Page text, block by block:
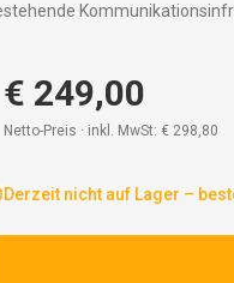
€ 249,00
Netto-Preis · inkl. MwSt: € 298,80
Derzeit nicht auf Lager –